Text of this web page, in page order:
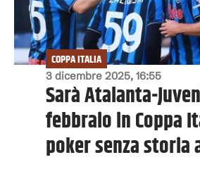
3 dicembre 2025, 16:55
COPPA ITALIA
Sarà Atalanta-
febbraio in Coppa
poker senza storia